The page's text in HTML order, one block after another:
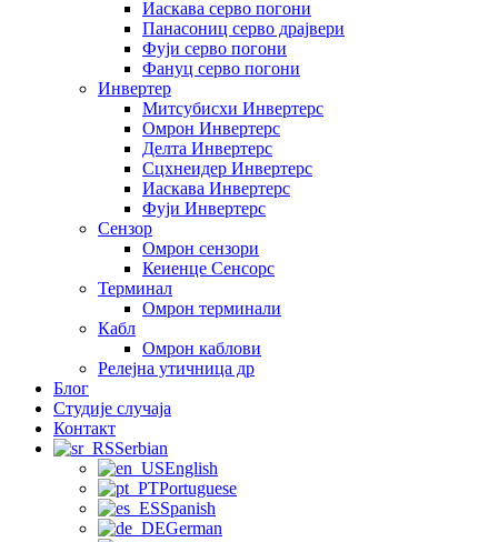
Иаскава серво погони
Панасониц серво драјвери
Фуји серво погони
Фануц серво погони
Инвертер
Митсубисхи Инвертерс
Омрон Инвертерс
Делта Инвертерс
Сцхнеидер Инвертерс
Иаскава Инвертерс
Фуји Инвертерс
Сензор
Омрон сензори
Кеиенце Сенсорс
Терминал
Омрон терминали
Кабл
Омрон каблови
Релејна утичница др
Блог
Студије случаја
Контакт
Serbian
English
Portuguese
Spanish
German